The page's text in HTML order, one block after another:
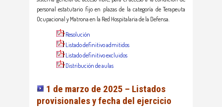
personal estatutario fijo en plazas de la categoría de Terapeuta
Ocupacional y Matrona en la Red Hospitalaria de la Defensa.
Resolución
Listado definitivo admitidos
Listado definitivo excluidos
Distribución de aulas
1 de marzo de 2025 – Listados
provisionales y fecha del ejercicio